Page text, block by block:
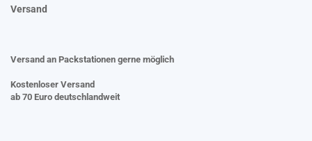
Versand
Versand an Packstationen gerne möglich
Kostenloser Versand
ab 70 Euro deutschlandweit